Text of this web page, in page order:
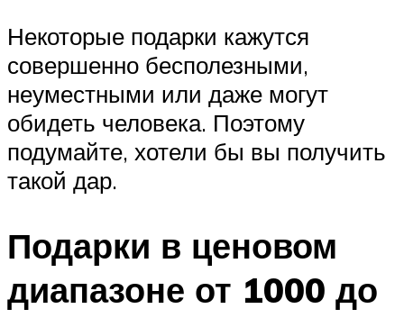
Некоторые подарки кажутся
совершенно бесполезными,
неуместными или даже могут
обидеть человека. Поэтому
подумайте, хотели бы вы получить
такой дар.
Подарки в ценовом
диапазоне от 1000 до